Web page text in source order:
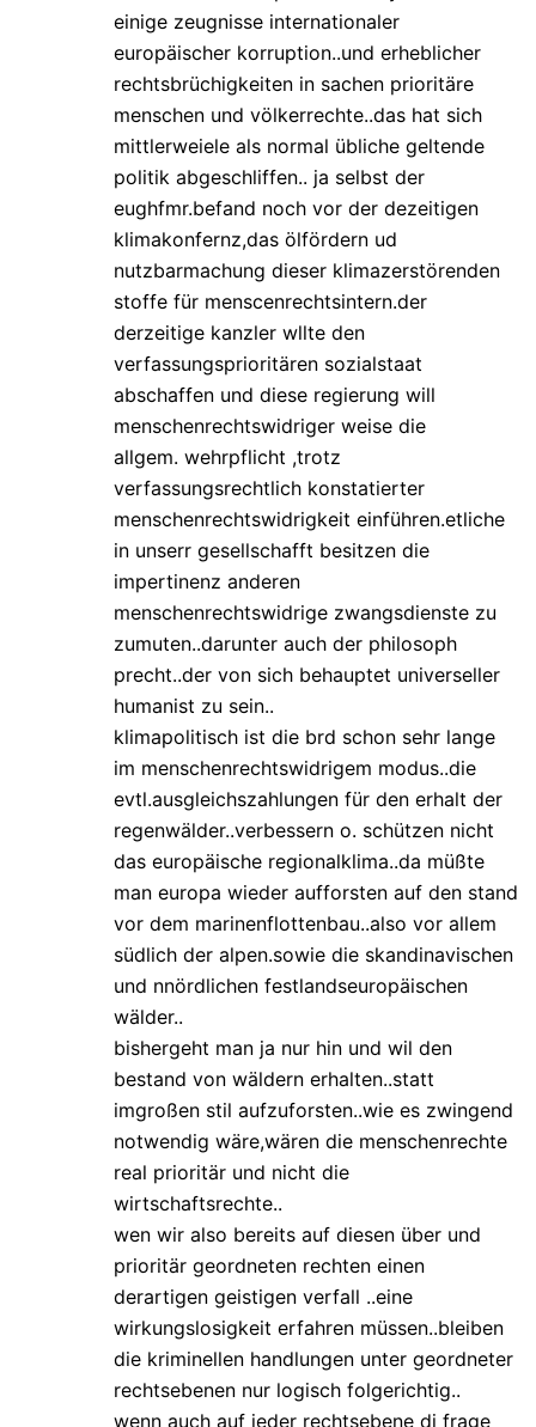
einige zeugnisse internationaler
europäischer korruption..und erheblicher
rechtsbrüchigkeiten in sachen prioritäre
menschen und völkerrechte..das hat sich
mittlerweiele als normal übliche geltende
politik abgeschliffen.. ja selbst der
eughfmr.befand noch vor der dezeitigen
klimakonfernz,das ölfördern ud
nutzbarmachung dieser klimazerstörenden
stoffe für menscenrechtsintern.der
derzeitige kanzler wllte den
verfassungsprioritären sozialstaat
abschaffen und diese regierung will
menschenrechtswidriger weise die
allgem. wehrpflicht ,trotz
verfassungsrechtlich konstatierter
menschenrechtswidrigkeit einführen.etliche
in unserr gesellschafft besitzen die
impertinenz anderen
menschenrechtswidrige zwangsdienste zu
zumuten..darunter auch der philosoph
precht..der von sich behauptet universeller
humanist zu sein..
klimapolitisch ist die brd schon sehr lange
im menschenrechtswidrigem modus..die
evtl.ausgleichszahlungen für den erhalt der
regenwälder..verbessern o. schützen nicht
das europäische regionalklima..da müßte
man europa wieder aufforsten auf den stand
vor dem marinenflottenbau..also vor allem
südlich der alpen.sowie die skandinavischen
und nnördlichen festlandseuropäischen
wälder..
bishergeht man ja nur hin und wil den
bestand von wäldern erhalten..statt
imgroßen stil aufzuforsten..wie es zwingend
notwendig wäre,wären die menschenrechte
real prioritär und nicht die
wirtschaftsrechte..
wen wir also bereits auf diesen über und
prioritär geordneten rechten einen
derartigen geistigen verfall ..eine
wirkungslosigkeit erfahren müssen..bleiben
die kriminellen handlungen unter geordneter
rechtsebenen nur logisch folgerichtig..
wenn auch auf jeder rechtsebene di frage